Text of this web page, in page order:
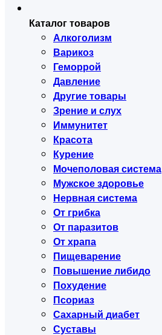
Каталог товаров
Алкоголизм
Варикоз
Геморрой
Давление
Другие товары
Зрение и слух
Иммунитет
Красота
Курение
Мочеполовая система
Мужское здоровье
Нервная система
От грибка
От паразитов
От храпа
Пищеварение
Повышение либидо
Похудение
Псориаз
Сахарный диабет
Суставы